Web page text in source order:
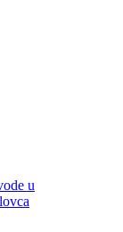
u